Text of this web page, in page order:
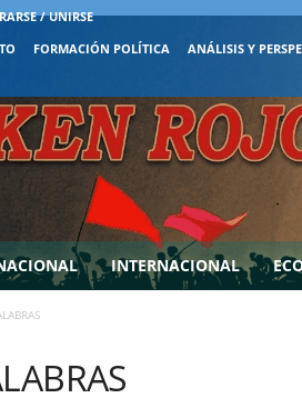
/ UNIRSE
FORMACIÓN POLÍTICA ANÁLISIS Y
INTERNACIONAL